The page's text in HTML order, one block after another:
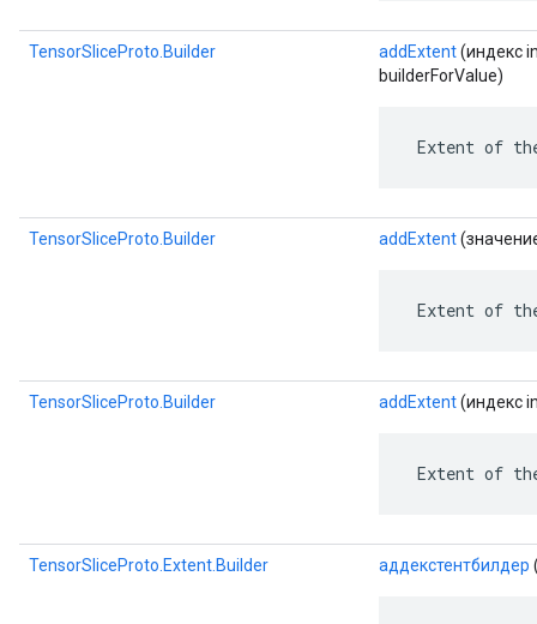
TensorSliceProto.Builder addExtent(индекс
builderForValue)
Extent of
TensorSliceProto.Builder addExtent
Extent of
TensorSliceProto.Builder addExtent(индекс
Extent of
TensorSliceProto.Extent.Builder аддекстентбилдер